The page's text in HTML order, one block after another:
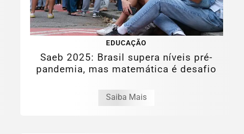
EDUCAÇÃO
Saeb 2025: Brasil supera níveis pré-
pandemia, mas matemática é desafio
Saiba Mais